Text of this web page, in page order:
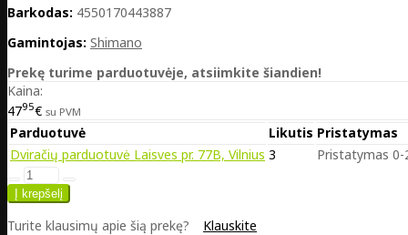
Barkodas: 4550170443887
Gamintojas: Shimano
Prekę turime parduotuvėje, atsiimkite šiandien!
Kaina:
4795€ su PVM
Parduotuvė Likutis Pristatymas
Dviračių parduotuvė Laisves pr. 77B, Vilnius 3 Pristatymas 0-
Turite klausimų apie šią prekę? Klauskite